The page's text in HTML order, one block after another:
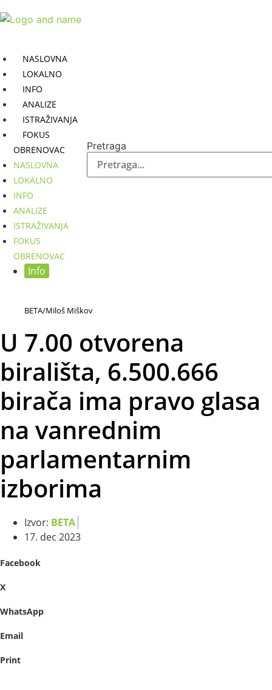
na
NASLOVNA
LOKALNO
INFO
ANALIZE
ISTRAŽIVANJA
FOKUS
OBRENOVAC
NASLOVNA
LOKALNO
INFO
ANALIZE
ISTRAŽIVANJA
FOKUS
OBRENOVAC
Pretraga
Info
BETA/Miloš Miškov
U 7.00 otvorena
birališta, 6.500.666
birača ima pravo glasa
na vanrednim
parlamentarnim
izborima
Izvor: BETA
17. dec 2023
Facebook
X
WhatsApp
Email
Print